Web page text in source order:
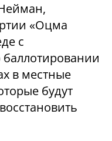
«Оцма
с
в местные
будут